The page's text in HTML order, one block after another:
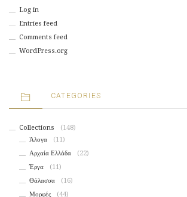
Log in
Entries feed
Comments feed
WordPress.org
CATEGORIES
Collections
(148)
Άλογα
(11)
Αρχαία Ελλάδα
(22)
Έργα
(11)
Θάλασσα
(16)
Μορφές
(44)